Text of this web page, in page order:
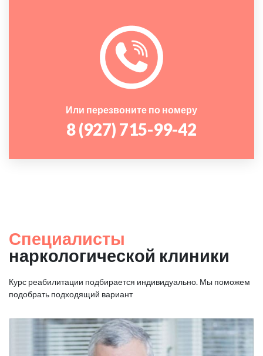
Или перезвоните по номеру
8 (927) 715-99-42
Специалисты
наркологической клиники
Курс реабилитации подбирается индивидуально. Мы поможем
подобрать подходящий вариант